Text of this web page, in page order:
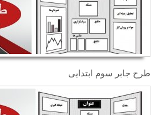
طرح جابر سوم ابتدایی